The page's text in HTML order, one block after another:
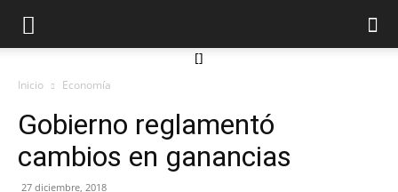
[]
Inicio Economía
Gobierno reglamentó
cambios en ganancias
27 diciembre, 2018